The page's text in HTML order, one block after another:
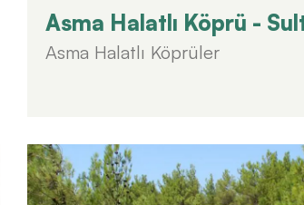
Asma Halatlı Köprü -
Asma Halatlı Köprüler